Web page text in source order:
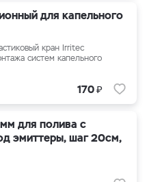
для капельного
кран Irritec
систем капельного
170₽
для полива с
эмиттеры, шаг 20см,